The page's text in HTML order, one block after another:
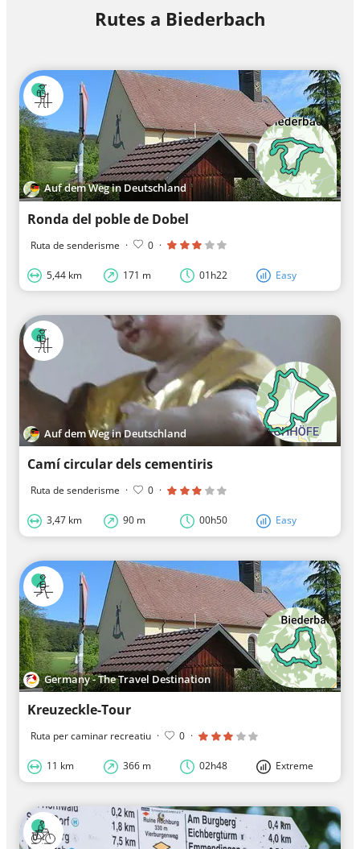
Rutes a Biederbach
Auf dem Weg in Deutschland
Ronda del poble de Dobel
Ruta de senderisme · 0 ·
5,44 km 171 m 01h22 Easy
Auf dem Weg in Deutschland
Camí circular dels cementiris
Ruta de senderisme · 0 ·
3,47 km 90 m 00h50 Easy
Germany - The Travel Destination
Kreuzeckle-Tour
Ruta per caminar recreatiu · 0 ·
11 km 366 m 02h48 Extreme